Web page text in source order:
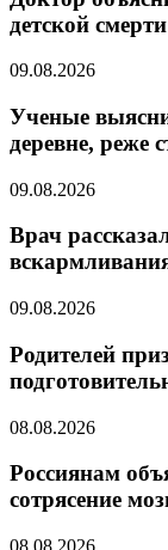
детской
09.08.2026
Ученые
деревне, реже
09.08.2026
Врач
09.08.2026
Родителей
08.08.2026
Россиянам
сотрясение
08.08.2026